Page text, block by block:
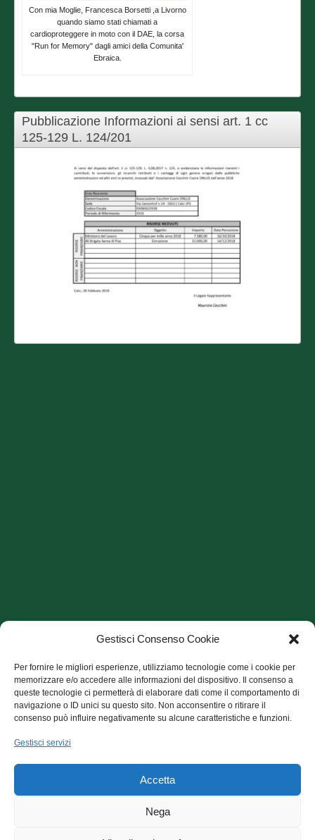
Gestisci Consenso Cookie
Per fornire le migliori esperienze, utilizziamo tecnologie come i cookie per
memorizzare e/o accedere alle informazioni del dispositivo. Il consenso a
queste tecnologie ci permetterà di elaborare dati come il comportamento di
navigazione o ID unici su questo sito. Non acconsentire o ritirare il
consenso può influire negativamente su alcune caratteristiche e funzioni.
Gestisci servizi
Accetta
Nega
Con mia Moglie, Francesca Borsetti ,a Livorno
quando siamo stati chiamati a
cardioproteggere in moto con il DAE, la corsa
"Run for Memory" dagli amici della Comunita'
Ebraica.
Pubblicazione Informazioni ai sensi art. 1 cc
125-129 L. 124/201
Archivio Articoli
Archivio Articoli